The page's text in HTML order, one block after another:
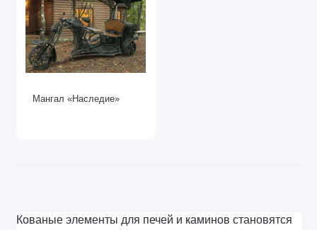
Мангал «Наследие»
Кованые элементы для печей и каминов становятся